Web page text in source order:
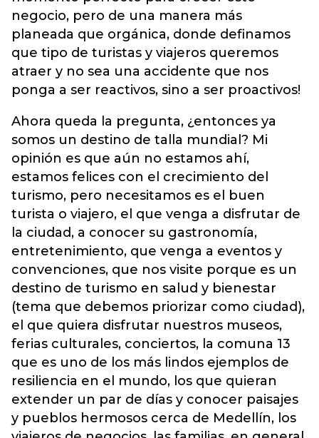
negocio, pero de una manera más
planeada que orgánica, donde definamos
que tipo de turistas y viajeros queremos
atraer y no sea una accidente que nos
ponga a ser reactivos, sino a ser proactivos!
Ahora queda la pregunta, ¿entonces ya
somos un destino de talla mundial? Mi
opinión es que aún no estamos ahí,
estamos felices con el crecimiento del
turismo, pero necesitamos es el buen
turista o viajero, el que venga a disfrutar de
la ciudad, a conocer su gastronomía,
entretenimiento, que venga a eventos y
convenciones, que nos visite porque es un
destino de turismo en salud y bienestar
(tema que debemos priorizar como ciudad),
el que quiera disfrutar nuestros museos,
ferias culturales, conciertos, la comuna 13
que es uno de los más lindos ejemplos de
resiliencia en el mundo, los que quieran
extender un par de días y conocer paisajes
y pueblos hermosos cerca de Medellín, los